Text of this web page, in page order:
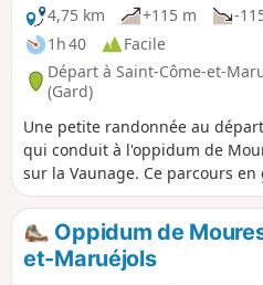
4,75 km
+115 m
-
1h 40
Facile
Départ à Saint-Côme-et-
(Gard)
Une petite randonnée au
qui conduit à l'oppidum de
sur la Vaunage. Ce parcours
également découvrir quelques
sinueux le long d'un petit vallon.
Oppidum de
et-Maruéjols